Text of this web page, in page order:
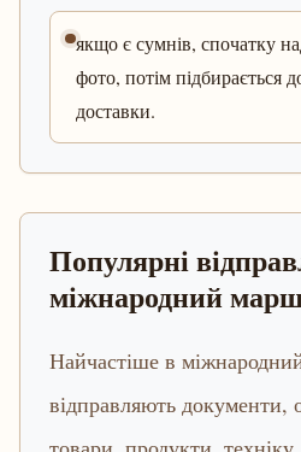
якщо є сумнів, спочатку
фото, потім підбирається
доставки.
Популярні
міжнародний
Найчастіше в
відправляють документи,